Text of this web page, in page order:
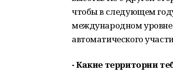
чтобы в следующем
международном уровне.
автоматического
- Какие территории